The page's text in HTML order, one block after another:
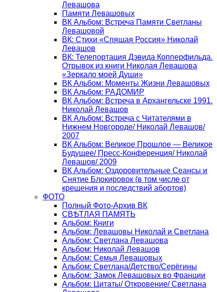
Левашова
Памяти Левашовых
ВК Альбом: Встреча Памяти Светланы
Левашовой
ВК: Стихи «Спящая Россия» Николай
Левашов
ВК: Телепортация Дэвида Копперфильда.
Отрывок из книги Николая Левашова
«Зеркало моей Души»
ВК Альбом: Моменты Жизни Левашовых
ВК Альбом: РАДОМИР
ВК Альбом: Встреча в Архангельске 1991.
Николай Левашов
ВК Альбом: Встреча с Читателями в
Нижнем Новгороде/ Николай Левашов/
2007
ВК Альбом: Великое Прошлое — Великое
Будущее/ Пресс-Конференция/ Николай
Левашов/ 2009
ВК Альбом: Оздоровительные Сеансы и
Снятие Блокировок (в том числе от
крещения и последствий абортов)
ФОТО
Полный Фото-Архив ВК
СВѢТЛАЯ ПАМЯТЬ
Альбом: Книги
Альбом: Левашовы Николай и Светлана
Альбом: Светлана Левашова
Альбом: Николай Левашов
Альбом: Семья Левашовых
Альбом: Светлана/Детство/Серёгины
Альбом: Замок Левашовых во Франции
Альбом: Цитаты/ Откровение/ Светлана